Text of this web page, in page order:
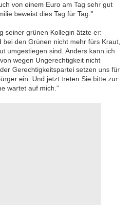
von einem Euro am Tag sehr gut
beweist dies Tag für Tag."
seiner grünen Kollegin ätzte er:
den Grünen nicht mehr fürs Kraut,
umgestiegen sind. Anders kann ich
wegen Ungerechtigkeit nicht
Gerechtigkeitspartei setzen uns für
ein. Und jetzt treten Sie bitte zur
wartet auf mich."